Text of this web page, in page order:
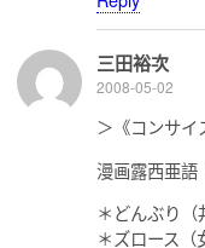
三田裕次
2008-05-02
＞《コンサイ
漫画露西亜語
＊どんぶり（
＊ズロース（